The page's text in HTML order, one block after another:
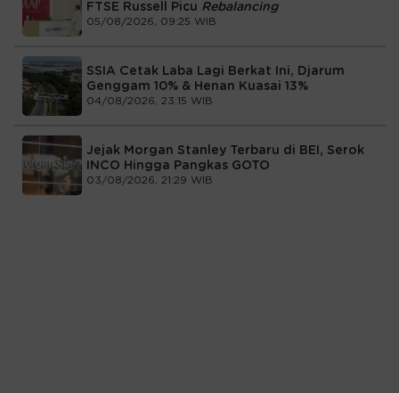
FTSE Russell Picu Rebalancing
05/08/2026, 09:25 WIB
SSIA Cetak Laba Lagi Berkat Ini, Djarum
Genggam 10% & Henan Kuasai 13%
04/08/2026, 23:15 WIB
Jejak Morgan Stanley Terbaru di BEI, Serok
INCO Hingga Pangkas GOTO
03/08/2026, 21:29 WIB